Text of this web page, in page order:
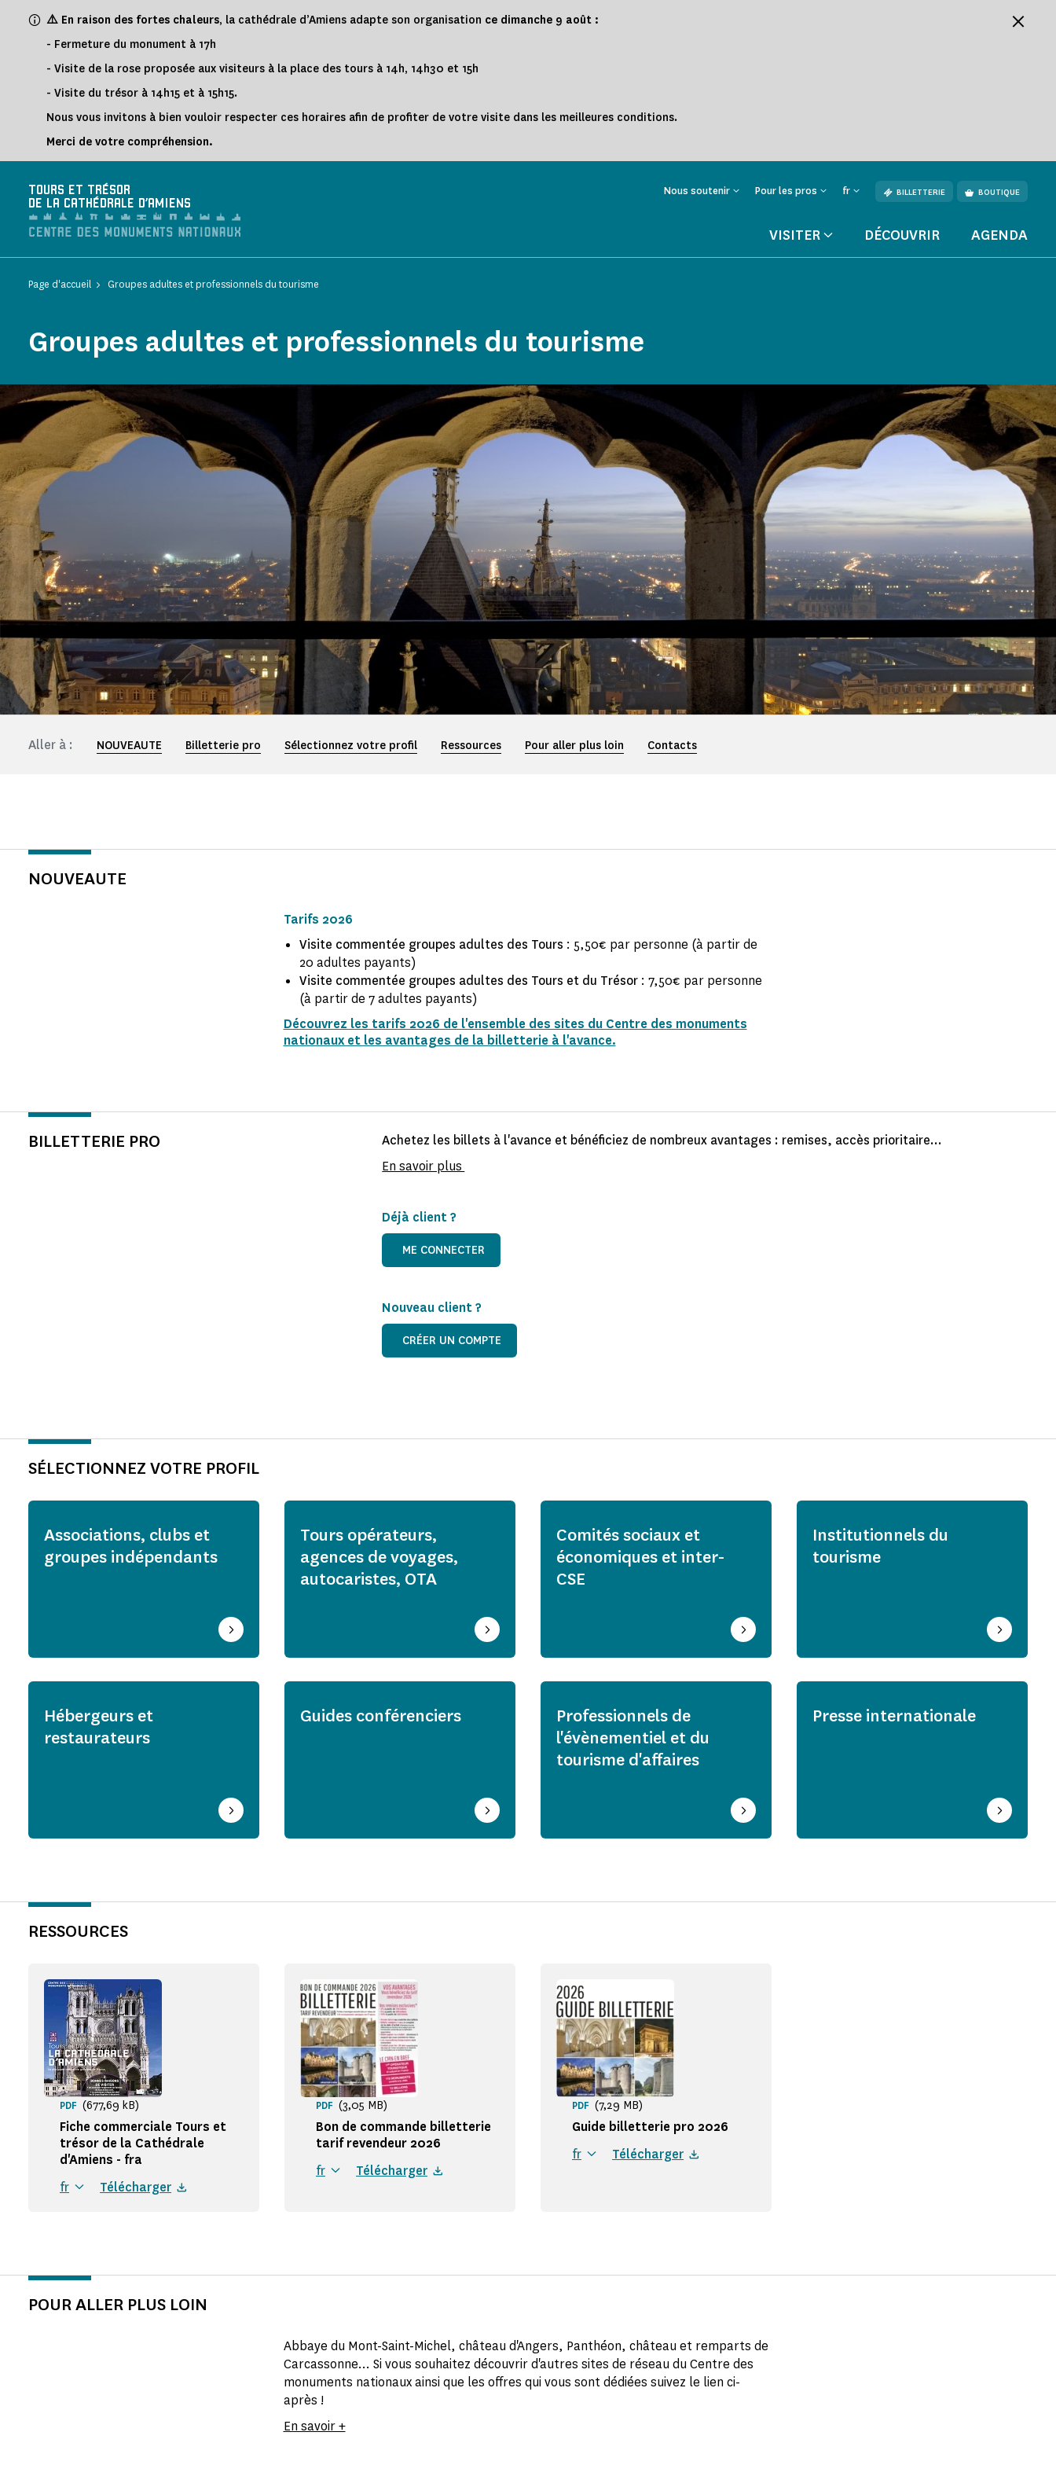
⚠️ En raison des fortes chaleurs, la cathédrale d’Amiens adapte son organisation ce dimanche 9 août :
- Fermeture du monument à 17h
- Visite de la rose proposée aux visiteurs à la place des tours à 14h, 14h30 et 15h
- Visite du trésor à 14h15 et à 15h15.
Nous vous invitons à bien vouloir respecter ces horaires afin de profiter de votre visite dans les meilleures conditions.
Merci de votre compréhension.
TOURS ET TRÉSOR
DE LA CATHÉDRALE D'AMIENS
Nous soutenir Pour les pros fr BILLETTERIE BOUTIQUE
VISITER DÉCOUVRIR AGENDA
Page d'accueil Groupes adultes et professionnels du tourisme
Groupes adultes et professionnels du tourisme
Aller à : NOUVEAUTE Billetterie pro Sélectionnez votre profil Ressources Pour aller plus loin Contacts
NOUVEAUTE
Tarifs 2026
Visite commentée groupes adultes des Tours : 5,50€ par personne (à partir de
20 adultes payants)
Visite commentée groupes adultes des Tours et du Trésor: 7,50€ par personne
(à partir de 7 adultes payants)
Découvrez les tarifs 2026 de l'ensemble des sites du Centre des monuments
nationaux et les avantages de la billetterie à l'avance.
BILLETTERIE PRO
Achetez les billets à l'avance et bénéficiez de nombreux avantages : remises, accès prioritaire...
En savoir plus
Déjà client ?
ME CONNECTER
Nouveau client ?
CRÉER UN COMPTE
SÉLECTIONNEZ VOTRE PROFIL
Associations, clubs et
groupes indépendants
Tours opérateurs,
agences de voyages,
autocaristes, OTA
Comités sociaux et
économiques et inter-
CSE
Institutionnels du
tourisme
Hébergeurs et
restaurateurs
Guides conférenciers
Professionnels de
l'évènementiel et du
tourisme d'affaires
Presse internationale
RESSOURCES
Fiche commerciale Tours et
trésor de la Cathédrale
d'Amiens - fra
PDF (677,69 kB)
fr Télécharger
Bon de commande billetterie
tarif revendeur 2026
PDF (3,05 MB)
fr Télécharger
Guide billetterie pro 2026
PDF (7,29 MB)
fr Télécharger
POUR ALLER PLUS LOIN
Abbaye du Mont-Saint-Michel, château d'Angers, Panthéon, château et remparts de
Carcassonne... Si vous souhaitez découvrir d'autres sites de réseau du Centre des
monuments nationaux ainsi que les offres qui vous sont dédiées suivez le lien ci-
après !
En savoir +